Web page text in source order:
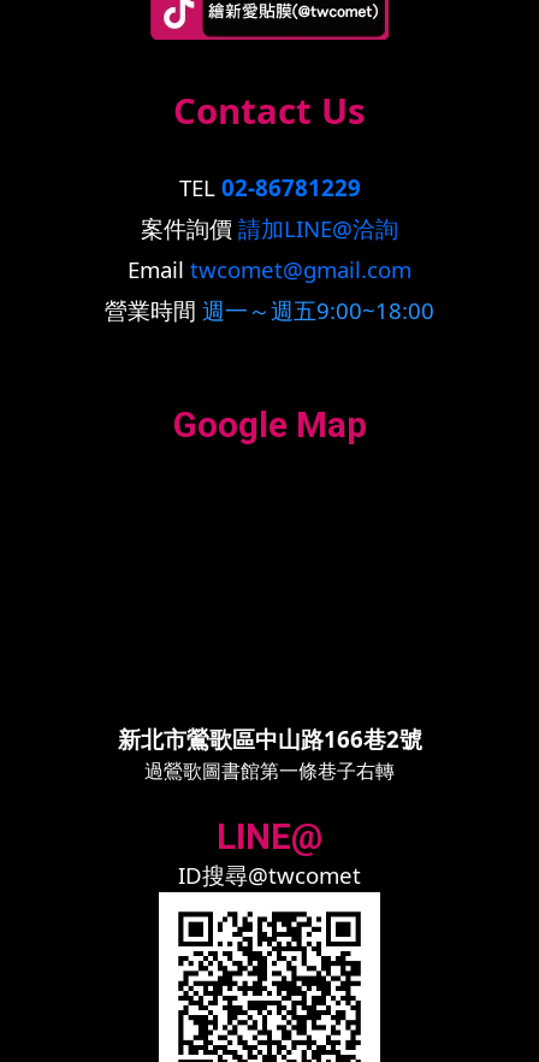
Contact Us
TEL 02-86781229
案件詢價 請加LINE@洽詢
Email twcomet@gmail.com
營業時間 週一～週五9:00~18:00
Google Map
新北市鶯歌區中山路166巷2號
過鶯歌圖書館第一條巷子右轉
LINE@
ID搜尋@twcomet